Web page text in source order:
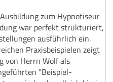
zum Hypnotiseur
war perfekt strukturiert,
ausführlich ein.
Praxisbeispielen zeigt
von Herrn Wolf als
"Beispiel-